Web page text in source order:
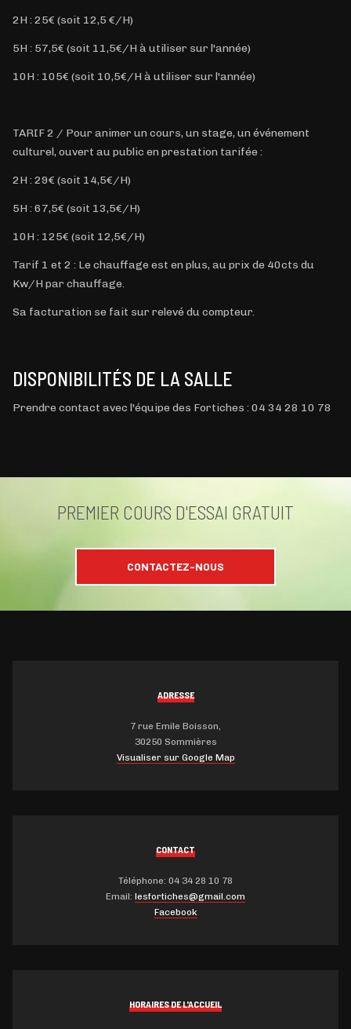
2H : 25€ (soit 12,5 €/H)
5H : 57,5€ (soit 11,5€/H à utiliser sur l'année)
10H : 105€ (soit 10,5€/H à utiliser sur l'année)
TARIF 2 / Pour animer un cours, un stage, un événement
culturel, ouvert au public en prestation tarifée :
2H : 29€ (soit 14,5€/H)
5H : 67,5€ (soit 13,5€/H)
10H : 125€ (soit 12,5€/H)
Tarif 1 et 2 : Le chauffage est en plus, au prix de 40cts du
Kw/H par chauffage.
Sa facturation se fait sur relevé du compteur.
DISPONIBILITÉS DE LA SALLE
Prendre contact avec l'équipe des Fortiches : 04 34 28 10 78
PREMIER COURS D'ESSAI GRATUIT
CONTACTEZ-NOUS
ADRESSE
7 rue Emile Boisson,
30250 Sommières
Visualiser sur Google Map
CONTACT
Téléphone: 04 34 28 10 78
Email: lesfortiches@gmail.com
Facebook
HORAIRES DE L'ACCUEIL